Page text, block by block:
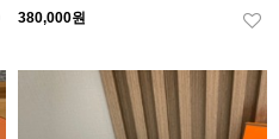
380,000원